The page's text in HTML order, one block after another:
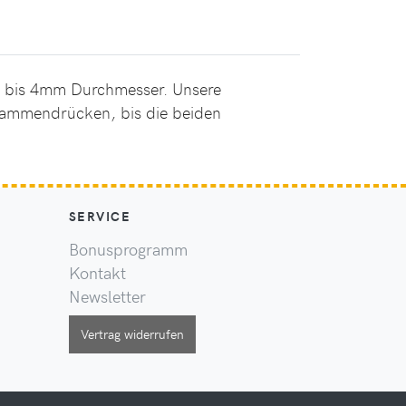
4mm Durchmesser. Unsere
bis die beiden
SERVICE
Bonusprogramm
Kontakt
Newsletter
Vertrag widerrufen